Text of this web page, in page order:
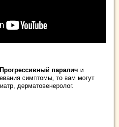
Прогрессивный паралич и
симптомы, то вам могут
дерматовенеролог.